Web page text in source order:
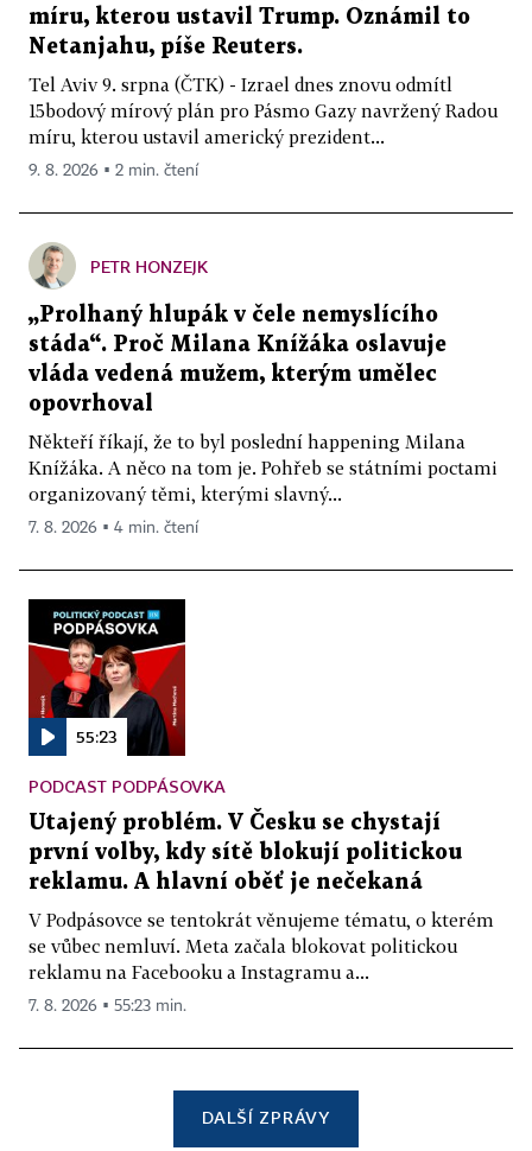
míru, kterou ustavil Trump. Oznámil to
Netanjahu, píše Reuters.
Tel Aviv 9. srpna (ČTK) - Izrael dnes znovu odmítl
15bodový mírový plán pro Pásmo Gazy navržený Radou
míru, kterou ustavil americký prezident...
9. 8. 2026 ▪ 2 min. čtení
PETR HONZEJK
„Prolhaný hlupák v čele nemyslícího
stáda“. Proč Milana Knížáka oslavuje
vláda vedená mužem, kterým umělec
opovrhoval
Někteří říkají, že to byl poslední happening Milana
Knížáka. A něco na tom je. Pohřeb se státními poctami
organizovaný těmi, kterými slavný...
7. 8. 2026 ▪ 4 min. čtení
55:23
PODCAST PODPÁSOVKA
Utajený problém. V Česku se chystají
první volby, kdy sítě blokují politickou
reklamu. A hlavní oběť je nečekaná
V Podpásovce se tentokrát věnujeme tématu, o kterém
se vůbec nemluví. Meta začala blokovat politickou
reklamu na Facebooku a Instagramu a...
7. 8. 2026 ▪ 55:23 min.
DALŠÍ ZPRÁVY